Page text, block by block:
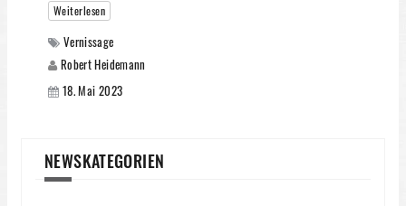
Weiterlesen
Vernissage
Robert Heidemann
18. Mai 2023
NEWSKATEGORIEN